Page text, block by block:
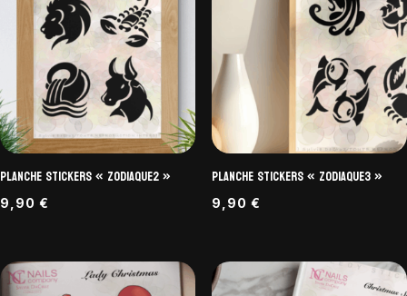
Planche Stickers « Zodiaque2 »
9,90 €
Planche Stickers « Zodiaque3 »
9,90 €